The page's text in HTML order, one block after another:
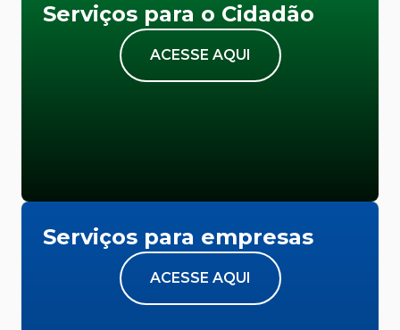
Serviços para o Cidadão
ACESSE AQUI
Serviços para empresas
ACESSE AQUI